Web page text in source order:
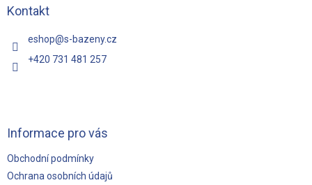
Kontakt
eshop@s-bazeny.cz
+420 731 481 257
Informace pro vás
Obchodní podmínky
Ochrana osobních údajů